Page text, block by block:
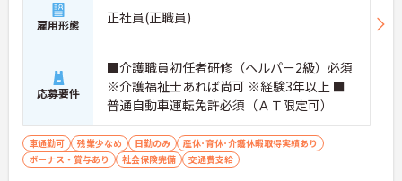
雇用形態 正社員(正職員)
応募要件
■介護職員初任者研修（ヘルパー2級）必須
※介護福祉士あれば尚可 ※経験3年以上 ■
普通自動車運転免許必須（ＡＴ限定可）
車通勤可 残業少なめ 日勤のみ
産休･育休･介護休暇取得実績あり
ボーナス・賞与あり
社会保険完備 交通費支給